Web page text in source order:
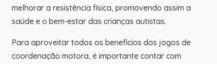
melhorar a resistência física, promovendo assim a
saúde e o bem-estar das crianças autistas.
Para aproveitar todos os benefícios dos jogos de
coordenação motora, é importante contar com